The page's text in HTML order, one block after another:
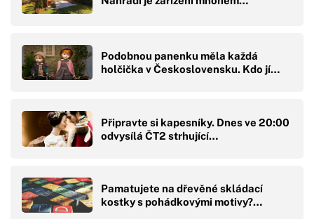
Podobnou panenku měla každá
holčička v Československu. Kdo jí…
Připravte si kapesníky. Dnes ve 20:00
odvysílá ČT2 strhující…
Pamatujete na dřevěné skládací
kostky s pohádkovými motivy?…